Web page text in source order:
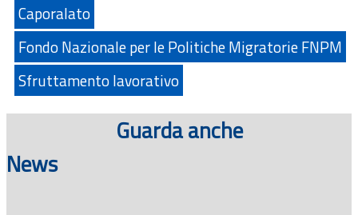
Caporalato
Fondo Nazionale per le Politiche Migratorie FNPM
Sfruttamento lavorativo
Guarda anche
News